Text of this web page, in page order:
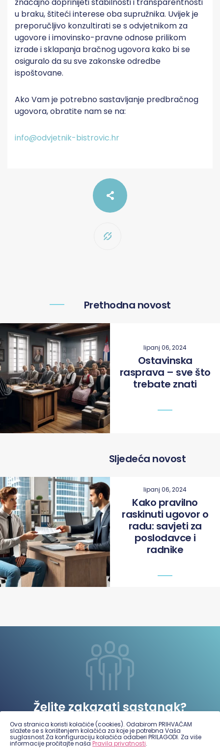
u braku, štiteći interese oba supružnika. Uvijek je
preporučljivo konzultirati se s odvjetnikom za
ugovore i imovinsko-pravne odnose prilikom
izrade i sklapanja bračnog ugovora kako bi se
osiguralo da su sve zakonske odredbe
ispoštovane.
Ako Vam je potrebno sastavljanje predbračnog
ugovora, obratite nam se na:
info@odvjetnik-bistrovic.hr
Prethodna novost
lipanj 06, 2024
Ostavinska
rasprava – sve što
trebate znati
Sljedeća novost
lipanj 06, 2024
Kako pravilno
raskinuti ugovor o
radu: savjeti za
poslodavce i
radnike
Želite zakazati sastanak?
Javite nam se
Ova stranica koristi kolačiće (cookies). Odabirom PRIHVAĆAM
slažete se s korištenjem kolačića za koje je potrebna Vaša
suglasnost.Za konfiguraciju kolačića odaberi PRILAGODI. Za više
informacije pročitajte naša Pravila privatnosti.